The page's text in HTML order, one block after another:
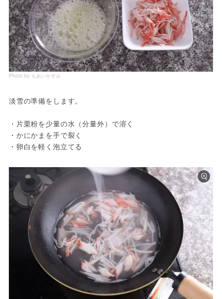
Photo by もあいかすみ
淡雪の準備をします。
・片栗粉を少量の水（分量外）で溶く
・かにかまを手で裂く
・卵白を軽く泡立てる